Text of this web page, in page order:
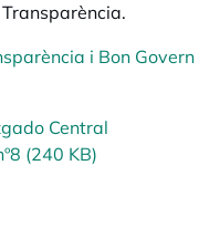
i Bon Govern
Central
(240 KB)